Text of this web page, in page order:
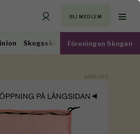
BLI MEDLEM
Skogsskötsel Virkesmarknad
Föreningen Skogen